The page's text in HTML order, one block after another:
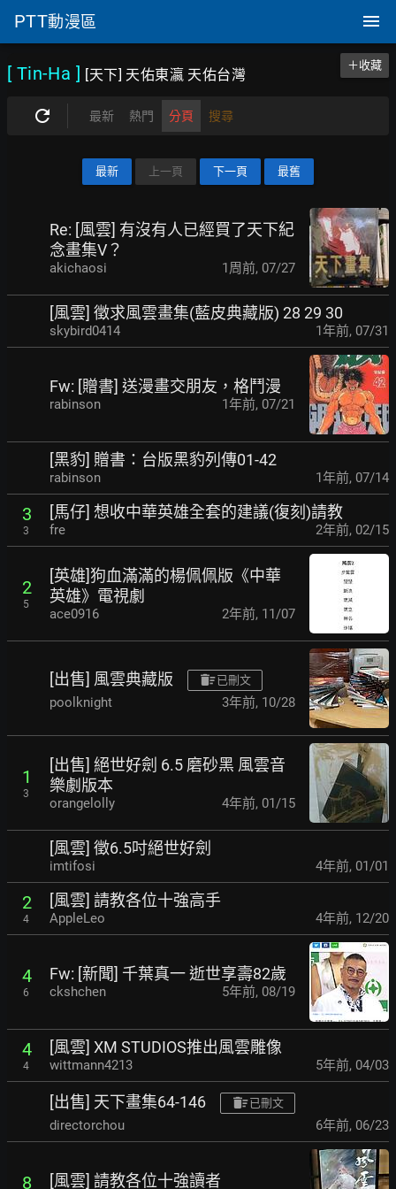
PTT動漫區
[ Tin-Ha ] [天下] 天佑東瀛 天佑台灣
＋收藏
最新 熱門 分頁 搜尋
最新 上一頁 下一頁 最舊
Re: [風雲] 有沒有人已經買了天下紀
念畫集V？
akichaosi 1周前, 07/27
[風雲] 徵求風雲畫集(藍皮典藏版) 28 29 30
skybird0414 1年前, 07/31
Fw: [贈書] 送漫畫交朋友，格鬥漫
rabinson 1年前, 07/21
[黑豹] 贈書：台版黑豹列傳01-42
rabinson 1年前, 07/14
3
3
[馬仔] 想收中華英雄全套的建議(復刻)請教
fre 2年前, 02/15
2
5
[英雄]狗血滿滿的楊佩佩版《中華
英雄》電視劇
ace0916 2年前, 11/07
[出售] 風雲典藏版 已刪文
poolknight 3年前, 10/28
1
3
[出售] 絕世好劍 6.5 磨砂黑 風雲音
樂劇版本
orangelolly 4年前, 01/15
[風雲] 徵6.5吋絕世好劍
imtifosi 4年前, 01/01
2
4
[風雲] 請教各位十強高手
AppleLeo 4年前, 12/20
4
6
Fw: [新聞] 千葉真一 逝世享壽82歲
ckshchen 5年前, 08/19
4
4
[風雲] XM STUDIOS推出風雲雕像
wittmann4213 5年前, 04/03
[出售] 天下畫集64-146 已刪文
directorchou 6年前, 06/23
8 [風雲] 請教各位十強讀者